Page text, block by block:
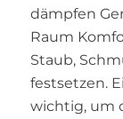
dämpfen
Raum
Staub,
festsetzen.
wichtig, um